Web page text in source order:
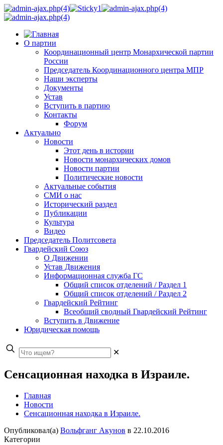
О партии
Координационный центр Монархической партии
России
Председатель Координационного центра МПР
Наши эксперты
Документы
Устав
Вступить в партию
Контакты
Форум
Актуально
Новости
Этот день в истории
Новости монархических домов
Новости партии
Политические новости
Актуальные события
СМИ о нас
Исторический раздел
Публикации
Культура
Видео
Председатель Политсовета
Гвардейский Союз
О Движении
Устав Движения
Информационная служба ГС
Общий список отделений / Раздел 1
Общий список отделений / Раздел 2
Гвардейский Рейтинг
Всеобщий сводный Гвардейский Рейтинг
Вступить в Движение
Юридическая помощь
✕
Сенсационная находка в Израиле.
Главная
Новости
Сенсационная находка в Израиле.
Опубликовал(а) Вольфганг Акунов в 22.10.2016
Категории